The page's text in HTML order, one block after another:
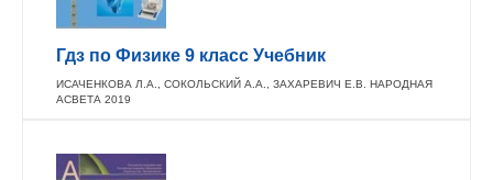
Гдз по Физике 9 класс Учебник
ИСАЧЕНКОВА Л.А., СОКОЛЬСКИЙ А.А., ЗАХАРЕВИЧ Е.В. НАРОДНАЯ
АСВЕТА 2019